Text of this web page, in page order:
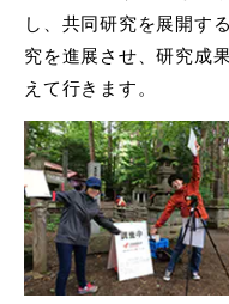
し、共同研究を展開す
究を進展させ、研究成
えて行きます。